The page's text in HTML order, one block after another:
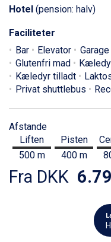
Hotel (pension: halv)
Faciliteter
Bar
Elevator
Glutenfri mad
Kæledyr tilladt
Privat shuttlebus
Afstande
Liften
500 m
Pisten
400 m
Fra DKK